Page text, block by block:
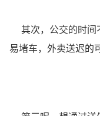
其次，公交的时间
易堵车，外卖送迟的